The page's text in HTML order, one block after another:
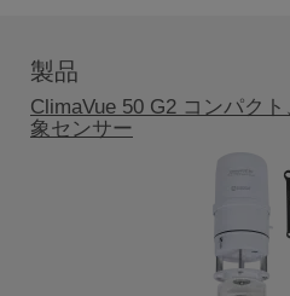
製品
ClimaVue 50 G2 コンパク
象センサー